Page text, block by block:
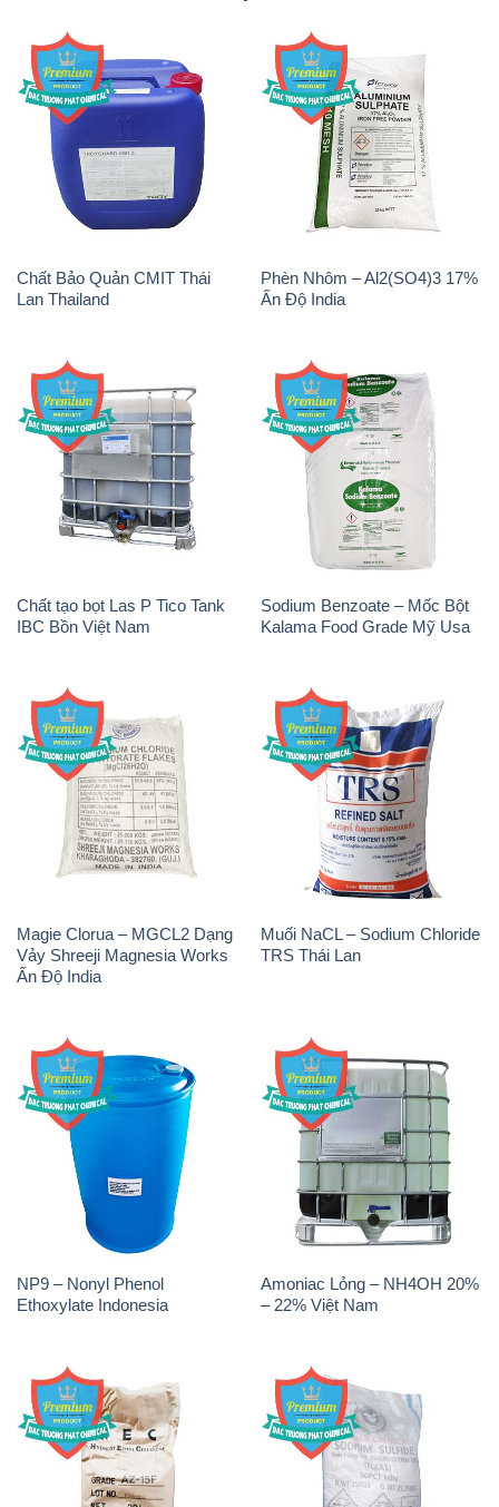
Chất Bảo Quản CMIT Thái
Lan Thailand
Phèn Nhôm – Al2(SO4)3 17%
Ấn Độ India
Chất tạo bọt Las P Tico Tank
IBC Bồn Việt Nam
Sodium Benzoate – Mốc Bột
Kalama Food Grade Mỹ Usa
Magie Clorua – MGCL2 Dạng
Vảy Shreeji Magnesia Works
Ấn Độ India
Muối NaCL – Sodium Chloride
TRS Thái Lan
NP9 – Nonyl Phenol
Ethoxylate Indonesia
Amoniac Lỏng – NH4OH 20%
– 22% Việt Nam